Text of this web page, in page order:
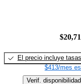
El precio incluye tasas
$413/mes
Verif. disponibilidad